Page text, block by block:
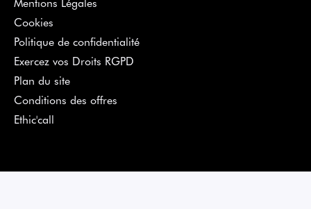
Cookies
Politique de confidentialité
Exercez vos Droits RGPD
Plan du site
Conditions des offres
Ethic'call